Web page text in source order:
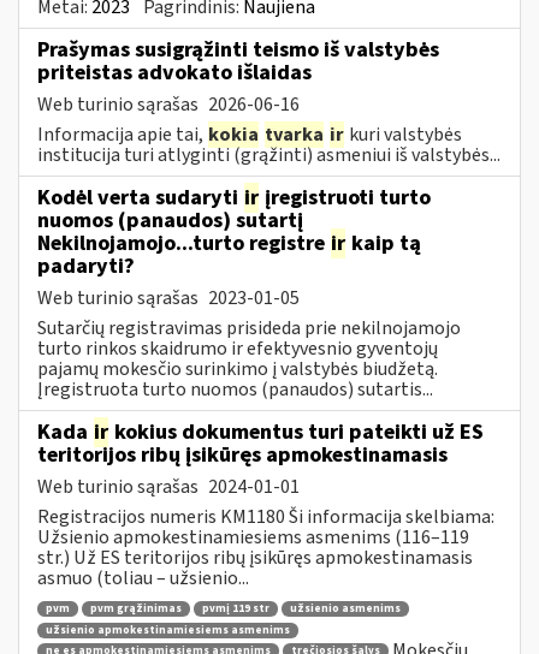
Metai: 2023 Pagrindinis: Naujiena
Prašymas susigrąžinti teismo iš valstybės
priteistas advokato išlaidas
Web turinio sąrašas 2026-06-16
Informacija apie tai, kokia tvarka ir kuri valstybės
institucija turi atlyginti (grąžinti) asmeniui iš valstybės...
Kodėl verta sudaryti ir įregistruoti turto
nuomos (panaudos) sutartį
Nekilnojamojo...turto registre ir kaip tą
padaryti?
Web turinio sąrašas 2023-01-05
Sutarčių registravimas prisideda prie nekilnojamojo
turto rinkos skaidrumo ir efektyvesnio gyventojų
pajamų mokesčio surinkimo į valstybės biudžetą.
Įregistruota turto nuomos (panaudos) sutartis...
Kada ir kokius dokumentus turi pateikti už ES
teritorijos ribų įsikūręs apmokestinamasis
Web turinio sąrašas 2024-01-01
Registracijos numeris KM1180 Ši informacija skelbiama:
Užsienio apmokestinamiesiems asmenims (116–119
str.) Už ES teritorijos ribų įsikūręs apmokestinamasis
asmuo (toliau – užsienio...
pvm pvm grąžinimas pvmį 119 str
užsienio asmenims
užsienio apmokestinamiesiems asmenims